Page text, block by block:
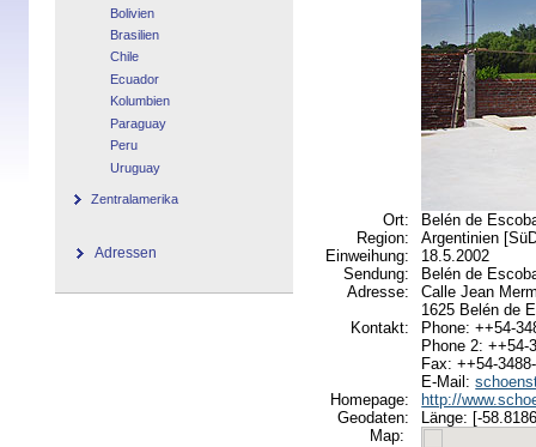
Bolivien
Brasilien
Chile
Ecuador
Kolumbien
Paraguay
Peru
Uruguay
Zentralamerika
Adressen
Ort:
Belén de
Region:
Argentinien
Einweihung:
18.5.2002
Sendung:
Belén de
Adresse:
Calle Jean
1625 Belén de
Kontakt:
Phone: ++54-
Phone 2: ++54-
Fax: ++54-
E-Mail:
Homepage:
http://
Geodaten:
Länge: [-
Map: